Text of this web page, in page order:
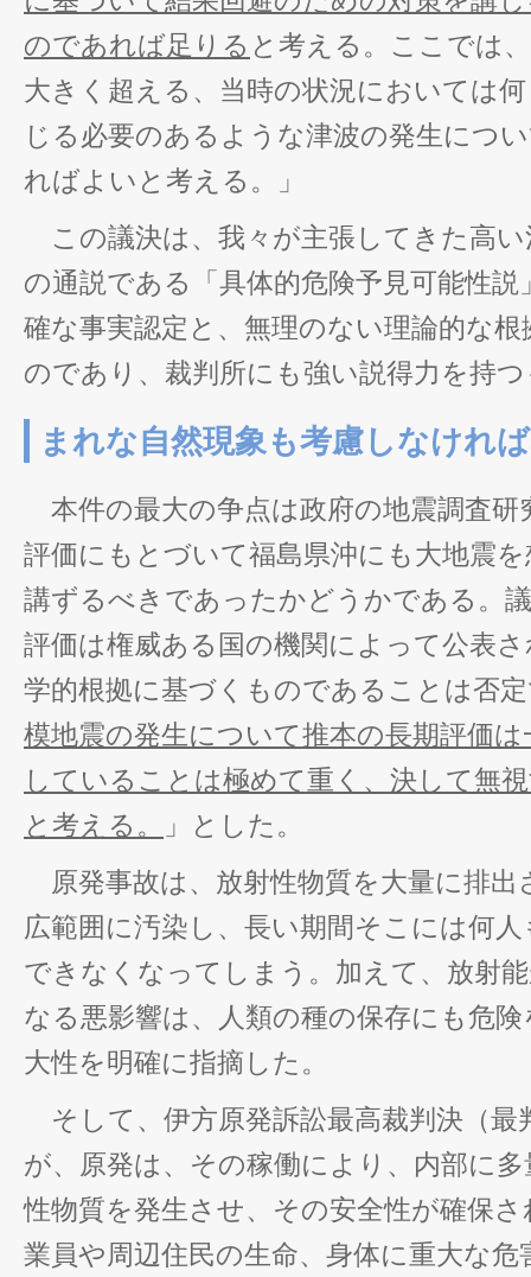
のであれば足りる と考える。ここでは
大きく超える、当時の状況においては
じる必要のあるような津波の発生につ
ればよいと考える。」
この議決は、我々が主張してきた高い
の通説である「具体的危険予見可能性
確な事実認定と、無理のない理論的な
のであり、裁判所にも強い説得力を持
まれな自然現象も考慮しなけれ
本件の最大の争点は政府の地震調査研
評価にもとづいて福島県沖にも大地震
講ずるべきであったかどうかである。
評価は権威ある国の機関によって公表
学的根拠に基づくものであることは否
模地震の発生について推本の長期評価
していることは極めて重く、決して無
と考える。
」とした。
原発事故は、放射性物質を大量に排出
広範囲に汚染し、長い期間そこには何
できなくなってしまう。加えて、放射
なる悪影響は、人類の種の保存にも危
大性を明確に指摘した。
そして、伊方原発訴訟最高裁判決（最
が、原発は、その稼働により、内部に
性物質を発生させ、その安全性が確保
業員や周辺住民の生命、身体に重大な